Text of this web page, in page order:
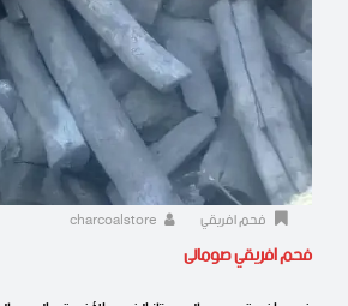
فحم افريقي
فحم افريقي صومالى